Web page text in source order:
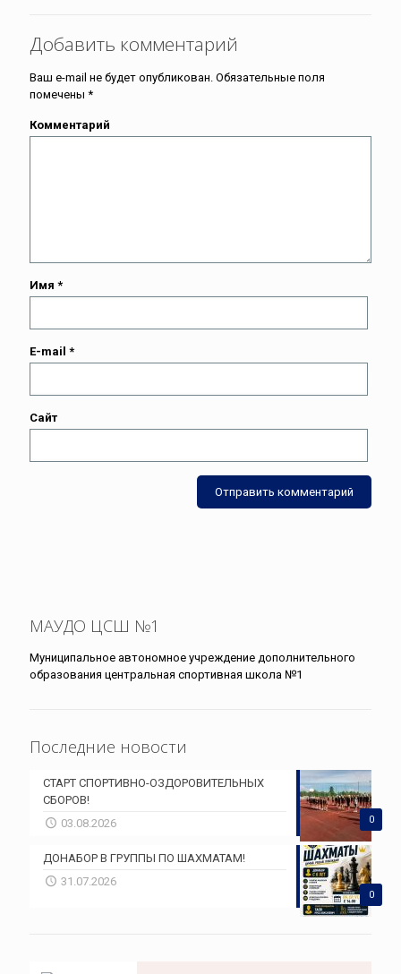
Добавить комментарий
Ваш e-mail не будет опубликован. Обязательные поля
помечены *
Комментарий
Имя *
E-mail *
Сайт
МАУДО ЦСШ №1
Муниципальное автономное учреждение дополнительного
образования центральная спортивная школа №1
Последние новости
0
СТАРТ СПОРТИВНО-ОЗДОРОВИТЕЛЬНЫХ
СБОРОВ!
03.08.2026
0
ДОНАБОР В ГРУППЫ ПО ШАХМАТАМ!
31.07.2026